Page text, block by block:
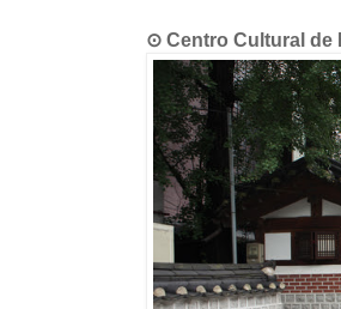
⊙ Centro Cultural de